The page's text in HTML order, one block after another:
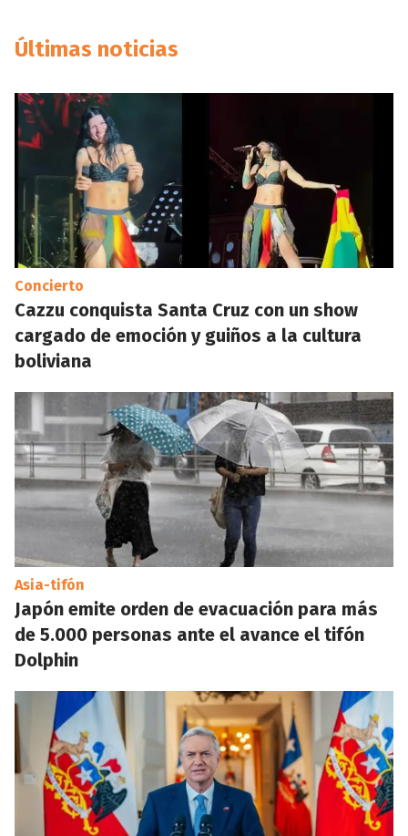
Últimas noticias
Concierto
Cazzu conquista Santa Cruz con un show
cargado de emoción y guiños a la cultura
boliviana
Asia-tifón
Japón emite orden de evacuación para más
de 5.000 personas ante el avance el tifón
Dolphin